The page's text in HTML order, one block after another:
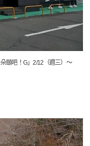
頤吧！G」2/12（週三）～